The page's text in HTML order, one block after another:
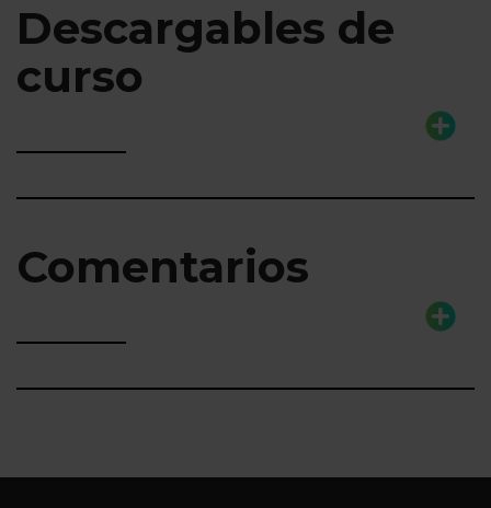
Descargables de
curso
Comentarios